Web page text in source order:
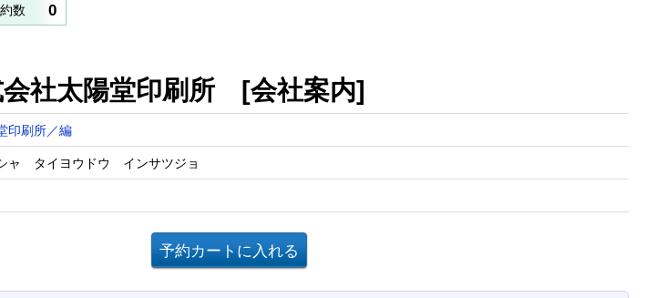
数 0
会社太陽堂印刷所 [会社案内]
印刷所／編
ャ タイヨウドウ インサツジョ